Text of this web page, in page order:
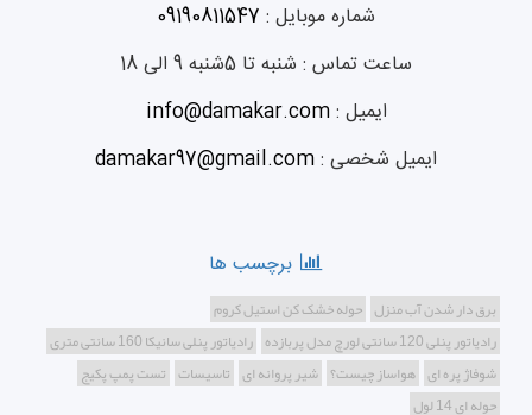
شماره موبایل : 09190811547
ساعت تماس : شنبه تا 5شنبه 9 الی 18
ایمیل :info@damakar.com
ایمیل شخصی : damakar97@gmail.com
برچسب ها
برق دار شدن آب منزل حوله خشک کن استیل کروم
رادیاتور پنلی 120 سانتی لورچ مدل پربازده
رادیاتور پنلی سانیکا 160 سانتی متری
شوفاژ پره ای هواساز چیست؟ شیر پروانه ای تاسیسات تست پمپ پکیج
حوله ای 14 لول